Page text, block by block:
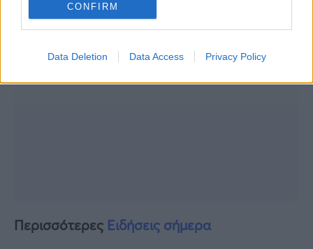
CONFIRM
Data Deletion Data Access Privacy Policy
Περισσότερες Ειδήσεις σήμερα